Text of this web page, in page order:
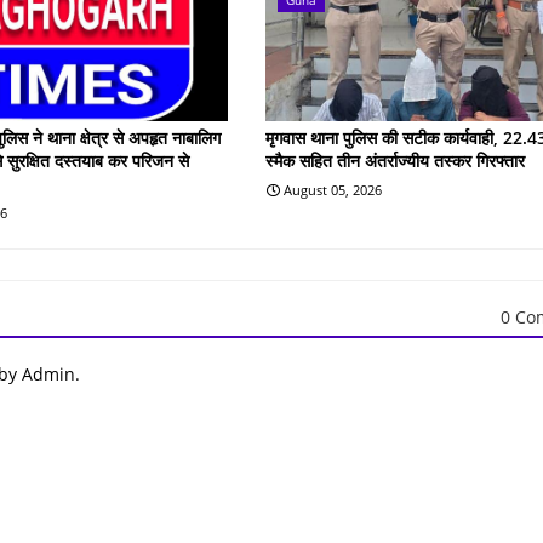
ने थाना क्षेत्र से अपहृत नाबालिग
सुरक्षित दस्तयाब कर परिजन से
मृगवास थाना पुलिस की सटीक कार्यवाही,
स्मैक सहित तीन अंतर्राज्यीय तस्कर गिरफ्तार
August 05, 2026
0
Admin.